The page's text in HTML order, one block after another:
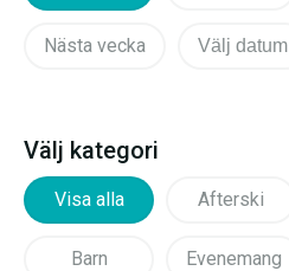
Nästa vecka Välj datum
Välj kategori
Visa alla Afterski
Barn Evenemang